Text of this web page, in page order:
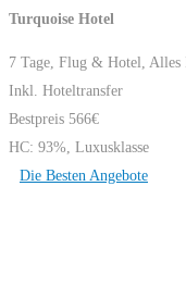
Turquoise Hotel
7 Tage, Flug & Hotel, Alles
Inkl. Hoteltransfer
Bestpreis 566€
HC: 93%, Luxusklasse
Die Besten Angebote